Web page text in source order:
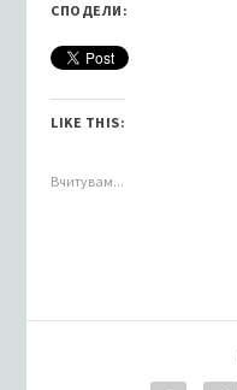
СПОДЕЛИ:
LIKE THIS:
Вчитувам...